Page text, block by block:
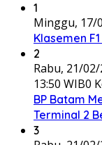
1
Minggu, 17/
Klasemen
2
Rabu, 21/
13:50 WIB0
BP Batam
Terminal 2
3